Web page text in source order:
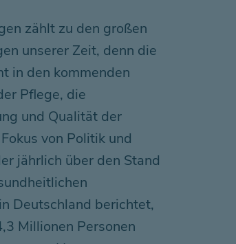
zählt zu den großen
unserer Zeit, denn die
in den kommenden
Pflege, die
und Qualität der
von Politik und
jährlich über den Stand
Deutschland berichtet,
Millionen Personen